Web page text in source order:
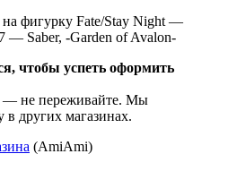
фигурку Fate/Stay Night —
— Saber, -Garden of Avalon-
чтобы успеть оформить
— не переживайте. Мы
в других магазинах.
(AmiAmi)